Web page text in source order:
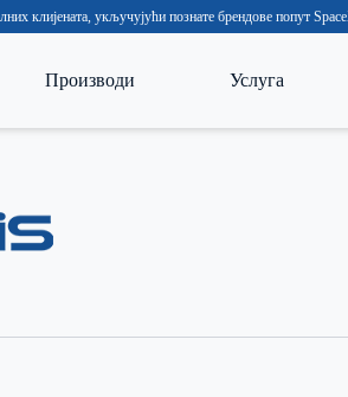
клијената, укључујући познате брендове попут
Производи Услуга